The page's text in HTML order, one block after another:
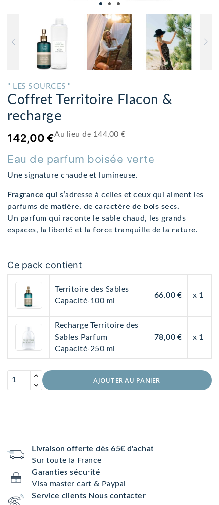
" LES SOURCES "
Coffret Territoire Flacon &
recharge
142,00 €Au lieu de 144,00 €
Eau de parfum boisée verte
Une signature chaude et lumineuse.
Fragrance qui s’adresse à celles et ceux qui aiment les
parfums de matière, de caractère de bois secs.
Un parfum qui raconte le sable chaud, les grands
espaces, la liberté et la force tranquille de la nature.
Ce pack contient
Territoire des Sables
Capacité-100 ml
66,00 € x 1
Recharge Territoire des
Sables Parfum
Capacité-250 ml
78,00 € x 1
AJOUTER AU PANIER
Livraison offerte dès 65€ d'achat
Sur toute la France
Garanties sécurité
Visa master cart & Paypal
Service clients Nous contacter